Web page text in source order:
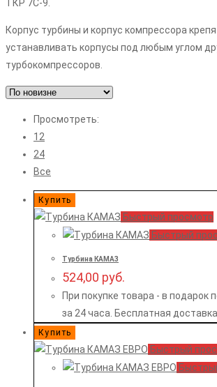
ТКР 7С-9.
Корпус турбины и корпус компрессора
устанавливать корпусы под любым углом
турбокомпрессоров.
Просмотреть:
12
24
Все
Купить
Быстрый просмотр
Быстрый
Турбина КАМАЗ
524,00 руб.
При покупке товара - в
за 24 часа. Бесплатная
Купить
Быстрый